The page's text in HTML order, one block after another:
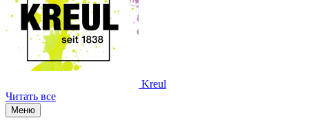
Kreul
Читать все
Меню